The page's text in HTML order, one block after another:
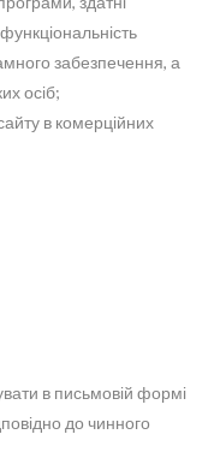
забезпечення, а
осіб;
в комерційних
в письмовій формі
до чинного